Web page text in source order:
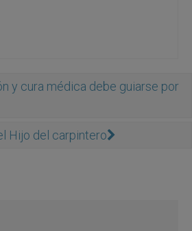
y cura médica debe guiarse por
Hijo del carpintero